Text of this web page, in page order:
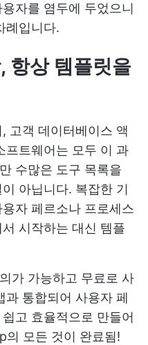
자를 염두에 두었으니
례입니다.
항상 템플릿을
고객 데이터베이스 액
프트웨어는 모두 이 과
수많은 도구 목록을
아닙니다. 복잡한 기
자 페르소나 프로세스
시작하는 대신 템플
가 가능하고 무료로 사
과 통합되어 사용자 페
고 효율적으로 만들어
의 모든 것이 완료됨!